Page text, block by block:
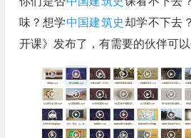
味？想学中国建筑史却学不下去
开课》发布了，有需要的伙伴可以